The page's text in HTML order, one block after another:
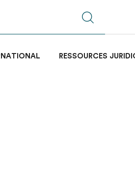
RESSOURCES